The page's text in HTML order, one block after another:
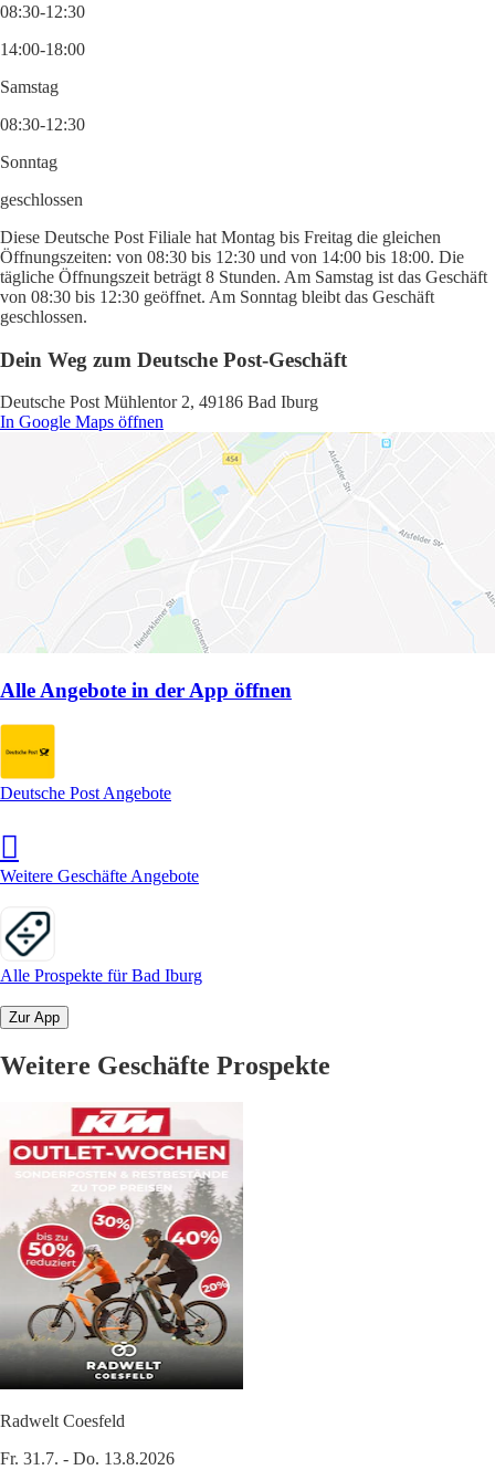
08:30-12:30
14:00-18:00
Samstag
08:30-12:30
Sonntag
geschlossen
Diese Deutsche Post Filiale hat Montag bis Freitag die gleichen
Öffnungszeiten: von 08:30 bis 12:30 und von 14:00 bis 18:00. Die
tägliche Öffnungszeit beträgt 8 Stunden. Am Samstag ist das Geschäft
von 08:30 bis 12:30 geöffnet. Am Sonntag bleibt das Geschäft
geschlossen.
Dein Weg zum Deutsche Post-Geschäft
Deutsche Post Mühlentor 2, 49186 Bad Iburg
In Google Maps öffnen
Alle Angebote in der App öffnen
Deutsche Post Angebote
Weitere Geschäfte Angebote
Alle Prospekte für Bad Iburg
Zur App
Weitere Geschäfte Prospekte
Radwelt Coesfeld
Fr. 31.7. - Do. 13.8.2026